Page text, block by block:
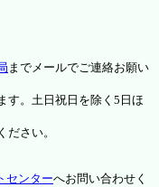
までメールでご連絡お願い
す。土日祝日を除く5日ほ
さい。
センターへお問い合わせく